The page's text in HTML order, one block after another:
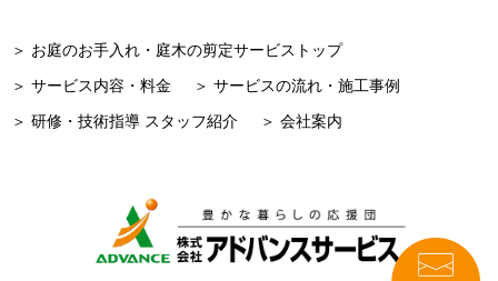
＞ お庭のお手入れ・庭木の剪定サービストップ
＞ サービス内容・料金
＞ サービスの流れ・施工事例
＞ 研修・技術指導 スタッフ紹介
＞ 会社案内